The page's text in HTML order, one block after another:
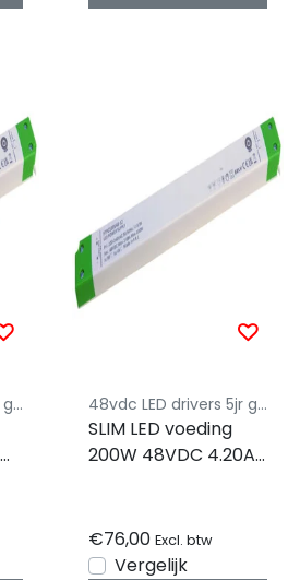
48vdc LED drivers 5jr garantie 48vdc LED drivers 5jr garantie
SLIM LED voeding
200W 48VDC 4.20A
€76,00 Excl. btw
Vergelijk